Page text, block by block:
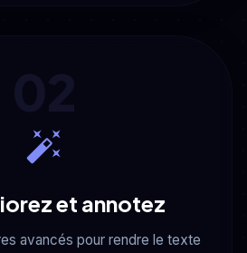
et annotez
avancés pour rendre le texte